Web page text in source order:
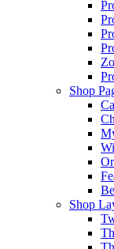
Shop
Shop